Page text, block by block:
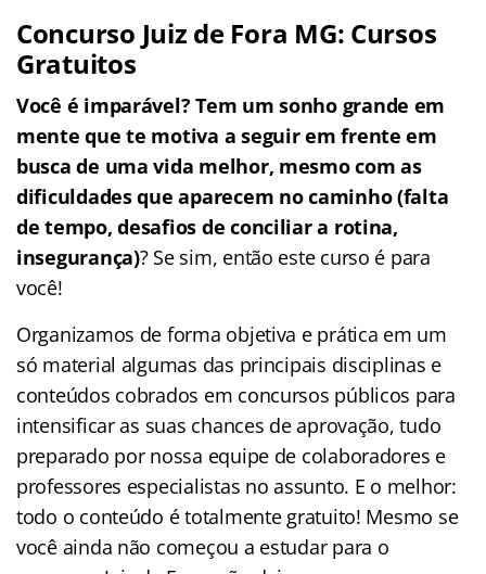
Concurso Juiz de Fora MG: Cursos
Gratuitos
Você é imparável? Tem um sonho grande em
mente que te motiva a seguir em frente em
busca de uma vida melhor, mesmo com as
dificuldades que aparecem no caminho (falta
de tempo, desafios de conciliar a rotina,
insegurança)? Se sim, então este curso é para
você!
Organizamos de forma objetiva e prática em um
só material algumas das principais disciplinas e
conteúdos cobrados em concursos públicos para
intensificar as suas chances de aprovação, tudo
preparado por nossa equipe de colaboradores e
professores especialistas no assunto. E o melhor:
todo o conteúdo é totalmente gratuito! Mesmo se
você ainda não começou a estudar para o